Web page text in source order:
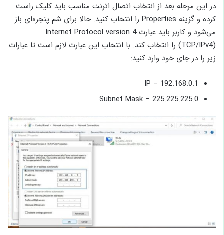
در این مرحله بعد از انتخاب اتصال اترنت مناسب باید کلیک راست
کرده و گزینه Properties را انتخاب کنید. حالا برای شم پنجره‌ای باز
می‌شود و کاربر باید عبارت Internet Protocol version 4
(TCP/IPv4) را انتخاب کند. با انتخاب این عبارت لازم است تا عبارات
زیر را در جای خود وارد کنید:
IP – 192.168.0.1
Subnet Mask – 225.225.225.0